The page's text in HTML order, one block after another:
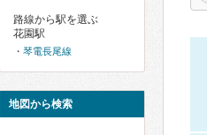
路線から駅を選ぶ
花園駅
琴電長尾線
地図から検索